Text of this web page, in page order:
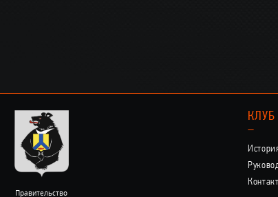
Правительство
КЛУБ
–